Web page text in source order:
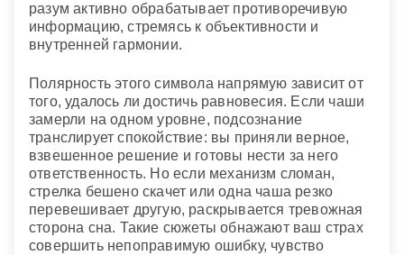
разум активно обрабатывает противоречивую
информацию, стремясь к объективности и
внутренней гармонии.
Полярность этого символа напрямую зависит от
того, удалось ли достичь равновесия. Если чаши
замерли на одном уровне, подсознание
транслирует спокойствие: вы приняли верное,
взвешенное решение и готовы нести за него
ответственность. Но если механизм сломан,
стрелка бешено скачет или одна чаша резко
перевешивает другую, раскрывается тревожная
сторона сна. Такие сюжеты обнажают ваш страх
совершить непоправимую ошибку, чувство